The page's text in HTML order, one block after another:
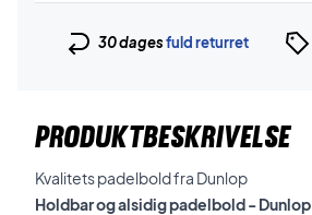
30 dagesfuld returret
PRODUKTBESKRIVELSE
Kvalitets padelbold fra Dunlop
Holdbar og alsidig padelbold - Dunlop